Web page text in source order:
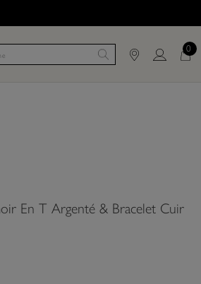
0
En T Argenté & Bracelet Cuir